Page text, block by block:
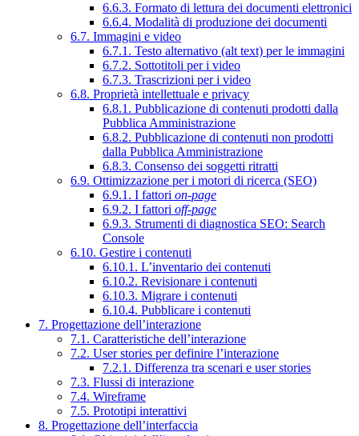
6.6.3. Formato di lettura dei documenti elettronici
6.6.4. Modalità di produzione dei documenti
6.7. Immagini e video
6.7.1. Testo alternativo (alt text) per le immagini
6.7.2. Sottotitoli per i video
6.7.3. Trascrizioni per i video
6.8. Proprietà intellettuale e privacy
6.8.1. Pubblicazione di contenuti prodotti dalla
Pubblica Amministrazione
6.8.2. Pubblicazione di contenuti non prodotti
dalla Pubblica Amministrazione
6.8.3. Consenso dei soggetti ritratti
6.9. Ottimizzazione per i motori di ricerca (SEO)
6.9.1. I fattori on-page
6.9.2. I fattori off-page
6.9.3. Strumenti di diagnostica SEO: Search
Console
6.10. Gestire i contenuti
6.10.1. L’inventario dei contenuti
6.10.2. Revisionare i contenuti
6.10.3. Migrare i contenuti
6.10.4. Pubblicare i contenuti
7. Progettazione dell’interazione
7.1. Caratteristiche dell’interazione
7.2. User stories per definire l’interazione
7.2.1. Differenza tra scenari e user stories
7.3. Flussi di interazione
7.4. Wireframe
7.5. Prototipi interattivi
8. Progettazione dell’interfaccia